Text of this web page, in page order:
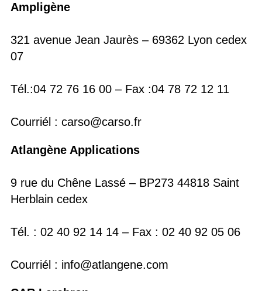
Ampligène
321 avenue Jean Jaurès – 69362 Lyon cedex
07
Tél.:04 72 76 16 00 – Fax :04 78 72 12 11
Courriél : carso@carso.fr
Atlangène Applications
9 rue du Chêne Lassé – BP273 44818 Saint
Herblain cedex
Tél. : 02 40 92 14 14 – Fax : 02 40 92 05 06
Courriél : info@atlangene.com